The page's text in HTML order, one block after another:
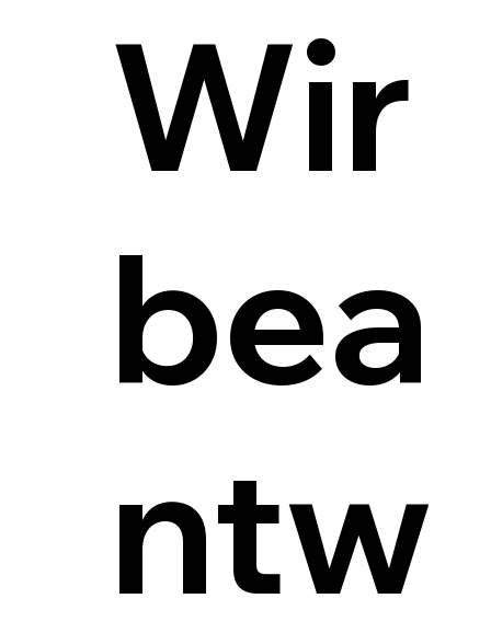
Wir
bea
ntw